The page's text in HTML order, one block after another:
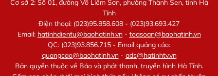
Cơ sở 2: Số 01, đường Võ Liêm Sơn, phường Thành Sen, tỉnh Hà
Tĩnh
Điện thoại: (023)95.858.608 - (023)93.693.427
Email: hatinhdientu@baohatinh.vn- toasoan@baohatinh.vn
QC: (023)93.856.715 - Email quảng cáo:
quangcao@baohatinh.vn- ads@hatinhtv.vn
Bản quyền thuộc về Báo và phát thanh, truyền hình Hà Tĩnh.